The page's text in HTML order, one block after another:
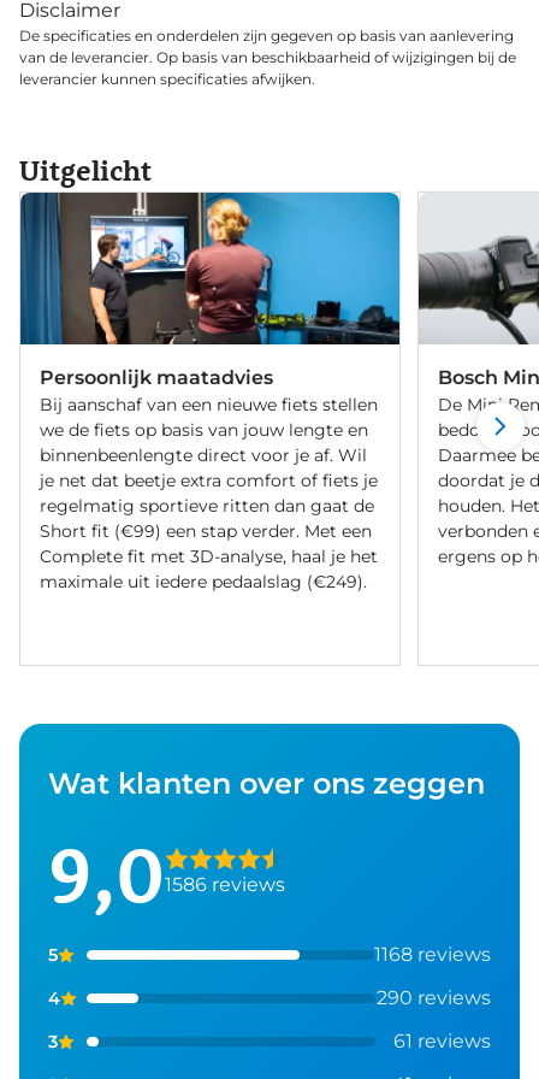
Disclaimer
De specificaties en onderdelen zijn gegeven op basis van aanlevering
van de leverancier. Op basis van beschikbaarheid of wijzigingen bij de
leverancier kunnen specificaties afwijken.
Uitgelicht
Persoonlijk maatadvies
Bij aanschaf van een nieuwe fiets stellen
we de fiets op basis van jouw lengte en
binnenbeenlengte direct voor je af. Wil
je net dat beetje extra comfort of fiets je
regelmatig sportieve ritten dan gaat de
Short fit (€99) een stap verder. Met een
Complete fit met 3D-analyse, haal je het
maximale uit iedere pedaalslag (€249).
Bosch
De Mini
bedoeld
Daarmee
doordat je
houden.
verbonden
ergens op
Wat klanten over ons zeggen
9,01586 reviews
5 1168 reviews
4 290 reviews
3 61 reviews